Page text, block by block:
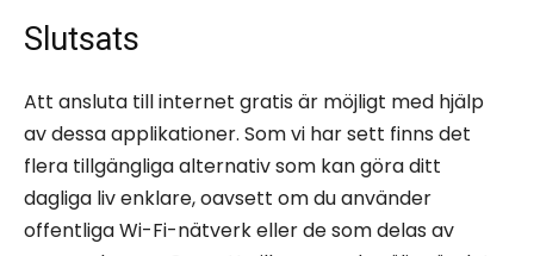
Slutsats
Att ansluta till internet gratis är möjligt med hjälp
av dessa applikationer. Som vi har sett finns det
flera tillgängliga alternativ som kan göra ditt
dagliga liv enklare, oavsett om du använder
offentliga Wi-Fi-nätverk eller de som delas av